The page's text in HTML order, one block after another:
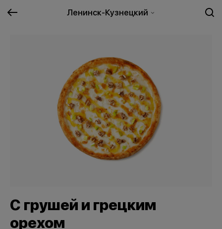
Ленинск-Кузнецкий
С грушей и грецким
орехом